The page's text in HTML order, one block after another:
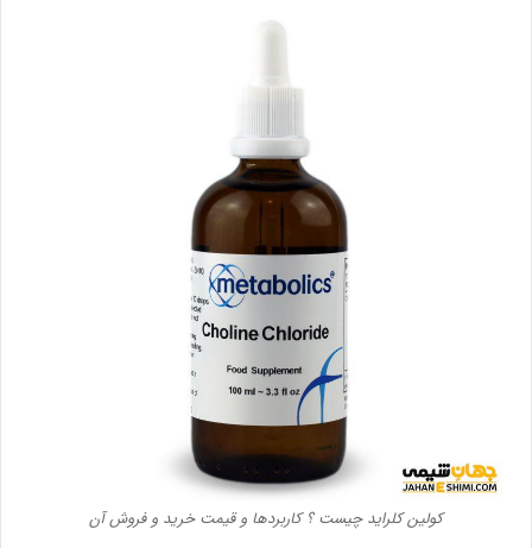
کولین کلراید چیست ؟ کاربردها و قیمت خرید و فروش آن